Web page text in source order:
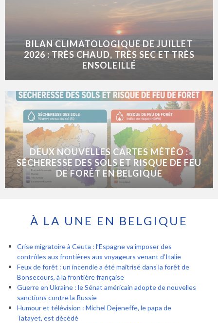
BILAN CLIMATOLOGIQUE DE JUILLET
2026 : TRÈS CHAUD, TRÈS SEC ET TRÈS
ENSOLEILLÉ
DEUX NOUVELLES CARTES MÉTÉO :
SÉCHERESSE DES SOLS ET RISQUE DE FEU
DE FORÊT EN BELGIQUE
À LA UNE EN BELGIQUE
Crise migratoire à Ceuta : l’Espagne va imposer des
contrôles aux frontières aux voyageurs venant d’Italie
Feux de forêt : un incendie a été maîtrisé dans la forêt de
Bonsecours, à la frontière française
Guerre en Ukraine : le Sénat américain adopte de nouvelles
sanctions contre la Russie
Humour et télévision : Michel Dejeneffe, le papa de
Tatayet, est décédé